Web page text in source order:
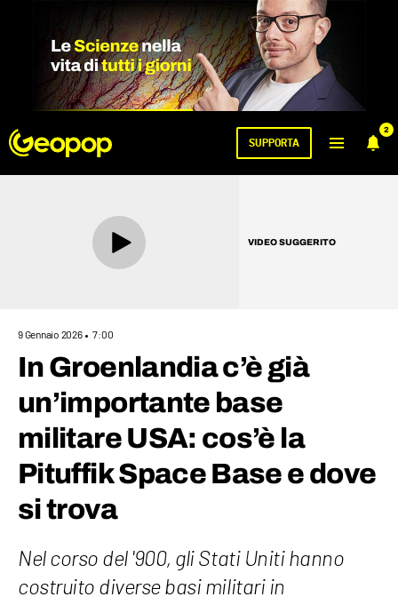
2
SUPPORTA
VIDEO SUGGERITO
9 Gennaio 2026 7:00
In Groenlandia c’è già
un’importante base
militare USA: cos’è la
Pituffik Space Base e dove
si trova
Nel corso del '900, gli Stati Uniti hanno
costruito diverse basi militari in